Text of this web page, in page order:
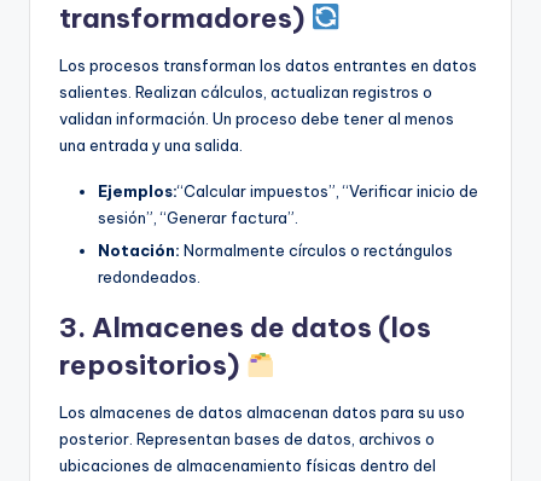
transformadores)
Los procesos transforman los datos entrantes en datos
salientes. Realizan cálculos, actualizan registros o
validan información. Un proceso debe tener al menos
una entrada y una salida.
Ejemplos:“Calcular impuestos”, “Verificar inicio de
sesión”, “Generar factura”.
Notación: Normalmente círculos o rectángulos
redondeados.
3. Almacenes de datos (los
repositorios)
Los almacenes de datos almacenan datos para su uso
posterior. Representan bases de datos, archivos o
ubicaciones de almacenamiento físicas dentro del